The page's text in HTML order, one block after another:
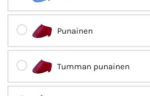
Punainen
Tumman punainen